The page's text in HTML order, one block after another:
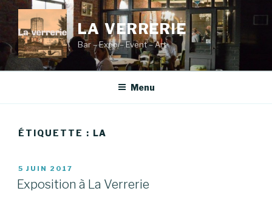
contenu
principal
LA VERRERIE
Bar – Expo – Event – Art
Menu
ÉTIQUETTE : LA
PUBLIÉ
LE
5 JUIN 2017
Exposition à La Verrerie